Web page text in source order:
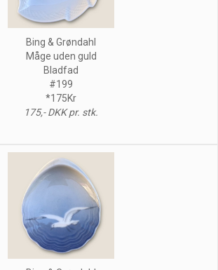
Bing & Grøndahl
Måge uden guld
Bladfad
#199
*175Kr
175,- DKK pr. stk.